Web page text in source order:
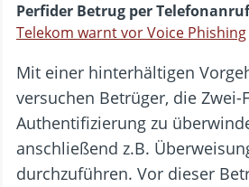
Perfider Betrug per Telefonanruf
Telekom warnt vor Voice Phishing
Mit einer hinterhältigen
versuchen Betrüger, die Zwei-
Authentifizierung zu
anschließend z.B.
durchzuführen. Vor dieser